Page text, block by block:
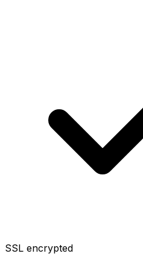
SSL encrypted